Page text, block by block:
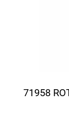
71958